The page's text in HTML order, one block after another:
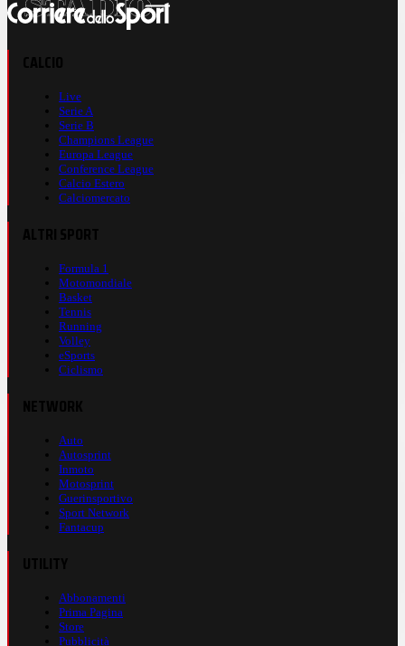
Live
Serie A
Serie B
Champions League
Europa League
Conference League
Calcio Estero
Calciomercato
Formula 1
Motomondiale
Basket
Tennis
Running
Volley
eSports
Ciclismo
Auto
Autosprint
Inmoto
Motosprint
Guerinsportivo
Sport Network
Fantacup
Abbonamenti
Prima Pagina
Store
Pubblicità